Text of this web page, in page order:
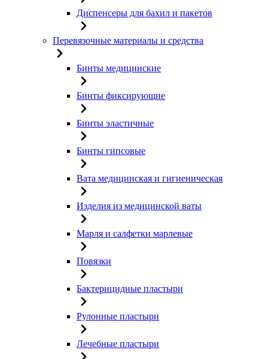
Диспенсеры для бахил и пакетов
Перевязочные материалы и средства
Бинты медицинские
Бинты фиксирующие
Бинты эластичные
Бинты гипсовые
Вата медицинская и гигиеническая
Изделия из медицинской ваты
Марля и салфетки марлевые
Повязки
Бактерицидные пластыри
Рулонные пластыри
Лечебные пластыри